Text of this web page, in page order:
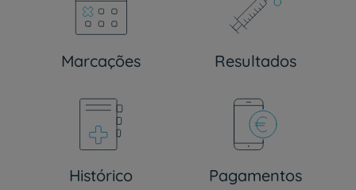
Marcações Resultados
Histórico Pagamentos